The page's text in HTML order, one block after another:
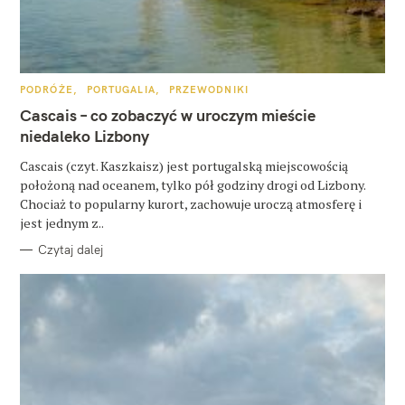
K
T
E
G
O
I
E
PODRÓŻE PORTUGALIA PRZEWODNIKI
Cascais – co zobaczyć w uroczym mieście
niedaleko Lizbony
Cascais (czyt. Kaszkaisz) jest portugalską miejscowością
położoną nad oceanem, tylko pół godziny drogi od Lizbony.
Chociaż to popularny kurort, zachowuje uroczą atmosferę i
jest jednym z..
Czytaj dalej